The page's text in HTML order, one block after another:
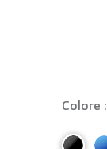
Colore :